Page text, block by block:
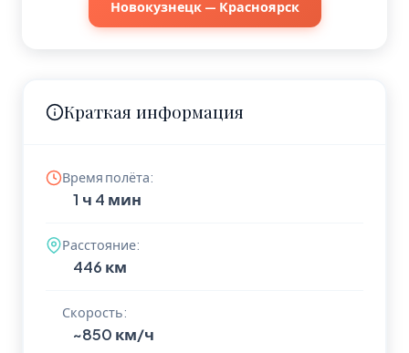
Новокузнецк — Красноярск
Краткая информация
Время полёта:
1 ч 4 мин
Расстояние:
446 км
Скорость:
~850 км/ч